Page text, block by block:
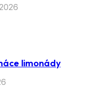
limonády